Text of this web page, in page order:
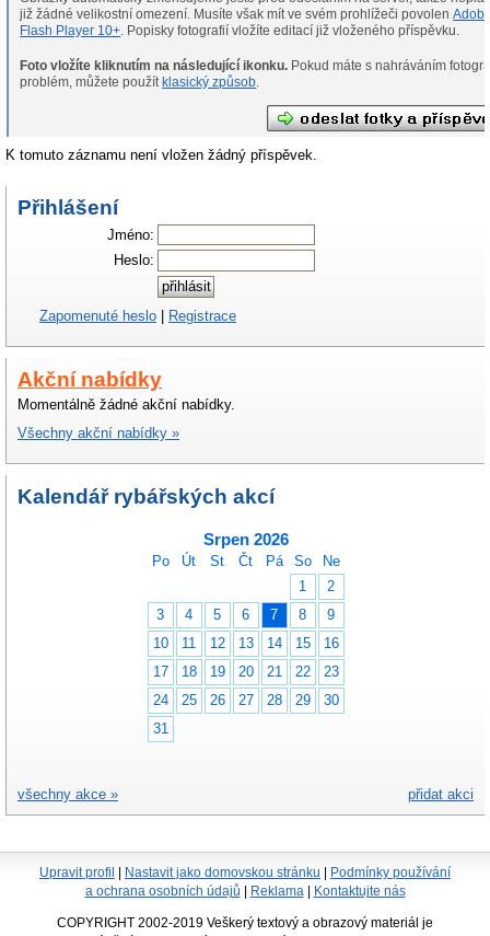
již žádné velikostní omezení. Musíte však mít ve svém prohlížeči povolen
Flash Player 10+ . Popisky fotografií vložíte editací již vloženého příspěvku.
Foto vložíte kliknutím na následující ikonku.
problém, můžete použítklasický způsob.
K tomuto záznamu není vložen žádný příspěvek.
Přihlášení
Jméno:
Heslo:
Zapomenuté heslo | Registrace
Akční nabídky
Momentálně žádné akční nabídky.
Všechny akční nabídky »
Kalendář rybářských akcí
Srpen 2026
Po Út St Čt Pá So
Ne
1
2
3
4 5 6 7 8
9
10
11 12 13 14 15
16
17
18 19 20 21 22
23
24
25 26 27 28 29
30
31
přidat akci
všechny akce »
Upravit profil Nastavit jako domovskou stránku
Podmínky používání
a ochrana osobních údajů
Reklama| Kontaktujte nás
COPYRIGHT 2002-2019 Veškerý textový a obrazový materiál je